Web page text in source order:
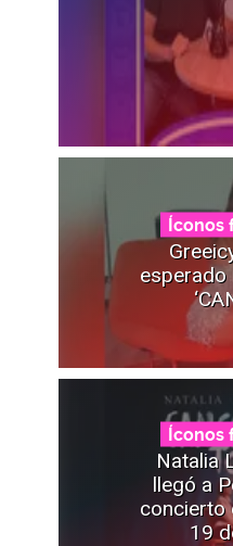
Íconos
esperado
Íconos
Natalia
llegó a
concierto
19